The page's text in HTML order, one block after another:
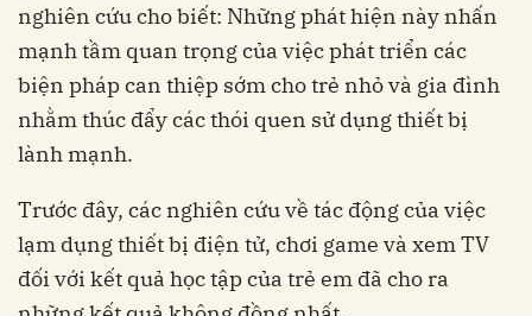
nghiên cứu cho biết: Những phát hiện này nhấn
mạnh tầm quan trọng của việc phát triển các
biện pháp can thiệp sớm cho trẻ nhỏ và gia đình
nhằm thúc đẩy các thói quen sử dụng thiết bị
lạm dụng thiết bị điện tử, chơi game và xem TV
đối với kết quả học tập của trẻ em đã cho ra